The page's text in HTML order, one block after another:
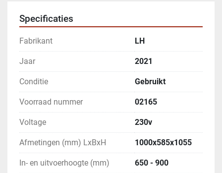
Specificaties
Fabrikant LH
Jaar 2021
Conditie Gebruikt
Voorraad nummer 02165
Voltage 230v
Afmetingen (mm) LxBxH 1000x585x1055
In- en uitvoerhoogte (mm) 650 - 900